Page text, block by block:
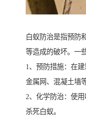
白蚁防治是指预防
等造成的破坏。一
1、预防措施：在
金属网、混凝土墙
2、化学防治：使
杀死白蚁。